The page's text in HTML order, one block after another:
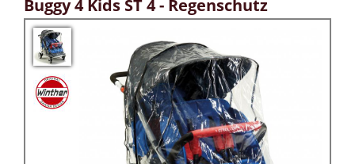
Buggy 4 Kids ST 4 - Regenschutz